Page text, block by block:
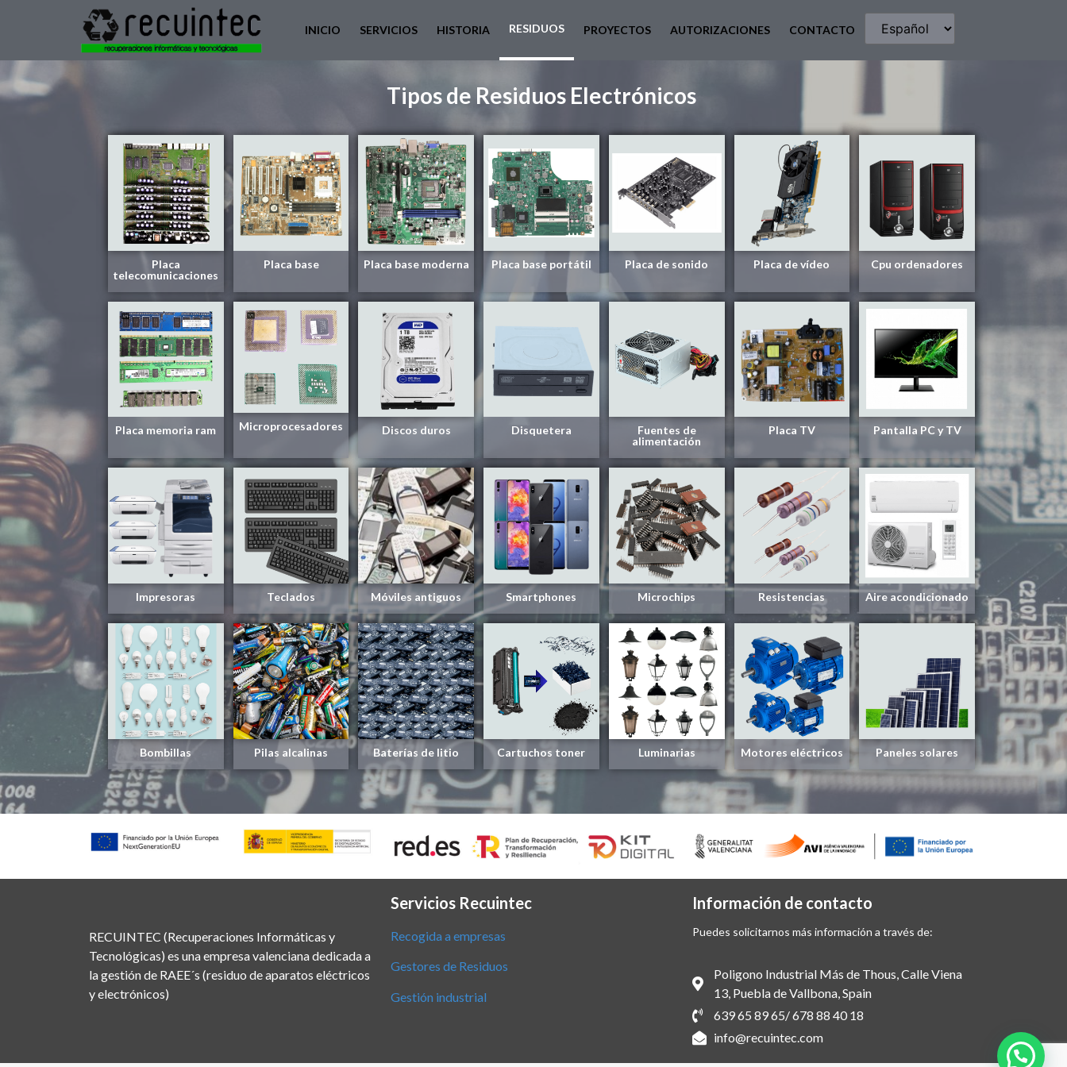
INICIO SERVICIOS HISTORIA RESIDUOS PROYECTOS AUTORIZACIONES CONTACTO
Tipos de Residuos Electrónicos
Placa
telecomunicaciones
Placa base Placa base moderna Placa base portátil Placa de sonido Placa de vídeo Cpu ordenadores
Placa memoria ram Microprocesadores Discos duros Disquetera
Fuentes de
alimentación
Placa TV Pantalla PC y TV
Impresoras Teclados Móviles antiguos Smartphones Microchips Resistencias Aire acondicionado
Bombillas Pilas alcalinas Baterías de litio Cartuchos toner Luminarias Motores eléctricos Paneles solares
RECUINTEC (Recuperaciones Informáticas y
Tecnológicas) es una empresa valenciana dedicada a
la gestión de RAEE´s (residuo de aparatos eléctricos
y electrónicos)
Servicios Recuintec
Recogida a empresas
Gestores de Residuos
Gestión industrial
Información de contacto
Puedes solicitarnos más información a través de:
Poligono Industrial Más de Thous, Calle Viena
13, Puebla de Vallbona, Spain
639 65 89 65/ 678 88 40 18
info@recuintec.com